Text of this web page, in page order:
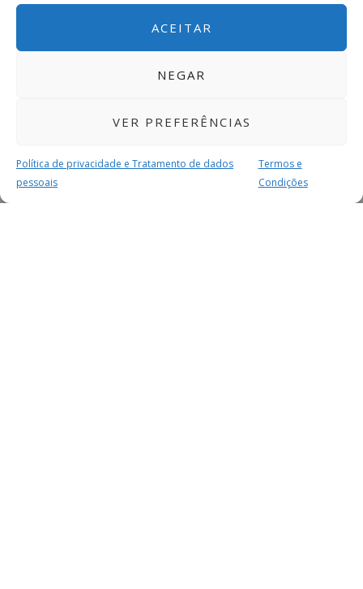
ACEITAR
NEGAR
VER PREFERÊNCIAS
Política de privacidade e Tratamento de dados
pessoais
Termos e
Condições